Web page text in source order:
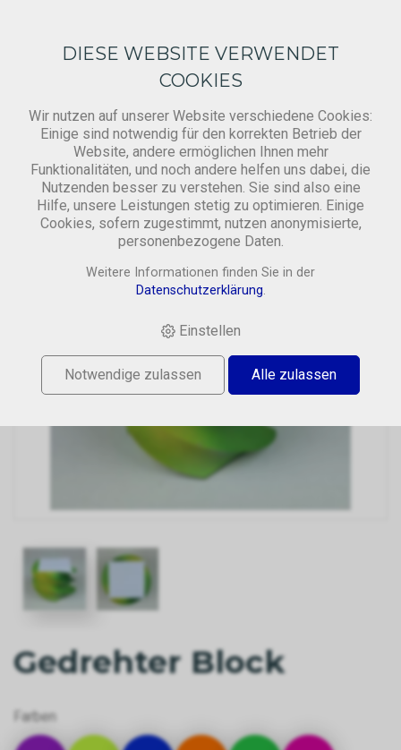
Mitbringsel
HOME › SHOP › PRODUKTE › GESCHENKARTIKEL ›
NOTIZBLOCK GEDREHT: GRÜN-GELB
Gedrehter Block
Farben
DIESE WEBSITE VERWENDET
COOKIES
Wir nutzen auf unserer Website verschiedene Cookies:
Einige sind notwendig für den korrekten Betrieb der
Website, andere ermöglichen Ihnen mehr
Funktionalitäten, und noch andere helfen uns dabei, die
Nutzenden besser zu verstehen. Sie sind also eine
Hilfe, unsere Leistungen stetig zu optimieren. Einige
Cookies, sofern zugestimmt, nutzen anonymisierte,
personenbezogene Daten.
Weitere Informationen finden Sie in der
Datenschutzerklärung.
Einstellen
Notwendige zulassen Alle zulassen